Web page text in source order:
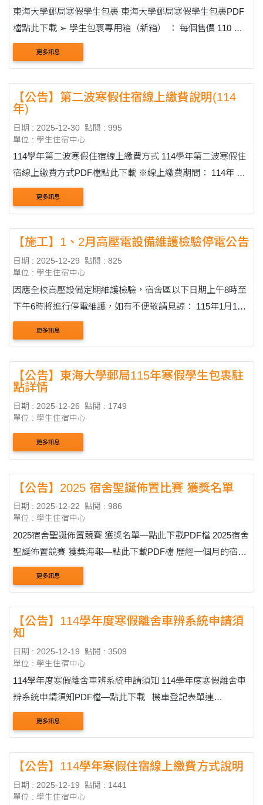
東海大學郵局寒假學生包裹 東海大學郵局寒假學生包裹PDF
檔點此下載 ➢ 學生包裹專用箱（新箱） ： 每個售價 110 元
（含郵資） ➢ 學生包裹專用箱（舊箱） ： 依牌告郵資收費
➢ 自備紙箱、包裹 ： 依....
更多訊息
【公告】第二波寒假住宿線上繳費說明(114
年)
日期 : 2025-12-30 點閱 : 995
單位 : 學生住宿中心
114學年第二波寒假住宿線上繳費方式 114學年第二波寒假住
宿線上繳費方式PDF檔點此下載 ※線上繳費期間： 114年 12
月 31 日 8:00 至 1 15 年 1 月 6 日 15:30 請同學務必於此期限
內進行繳費。 步驟一：進入學....
更多訊息
【施工】1、2月高壓電設備維護檢驗停電公告
日期 : 2025-12-29
點閱 : 825
單位 : 學生住宿中心
因應全校高壓設備定期維護檢驗，宿舍區以下日期上午8時至
下午6時將進行停電維護，如有不便敬請見諒： 115年1月17
日(六) 停電範圍：學生宿舍32、33棟、女生宿舍區 115年2月
10日(二) 停電範圍：第一教學區宿舍 115年2....
更多訊息
【公告】東海大學郵局115年寒假學生包裹駐
點詳情
日期 : 2025-12-26
點閱 : 1749
單位 : 學生住宿中心
更多訊息
【公告】2025 宿舍聖誕佈置比賽 獲獎名單
日期 : 2025-12-22
點閱 : 986
單位 : 學生住宿中心
2025宿舍聖誕佈置競賽 獲獎名單—點此下載PDF檔 2025宿舍
聖誕佈置競賽 獲獎海報—點此下載PDF檔 歷經一個月的宿舍
聖誕布置比賽 比賽得獎名單出爐啦！ 謝謝所有參與的住宿生
的，恭喜獲獎的組別 ....
更多訊息
【公告】114學年度寒假離舍車辨系統申請須
知
日期 : 2025-12-19
點閱 : 3509
單位 : 學生住宿中心
114學年度寒假離舍車辨系統申請須知 114學年度寒假離舍車
辨系統申請須知PDF檔—點此下載 機車登記表單連
更多訊息
【公告】114學年寒假住宿線上繳費方式說明
日期 : 2025-12-19
點閱 : 1441
單位 : 學生住宿中心